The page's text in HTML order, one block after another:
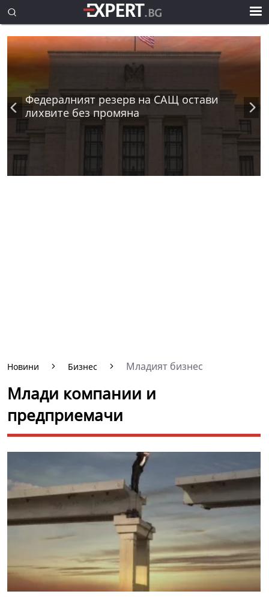
Федералният резерв на САЩ остави
лихвите без промяна
Новини Бизнес Младият бизнес
Млади компании и
предприемачи